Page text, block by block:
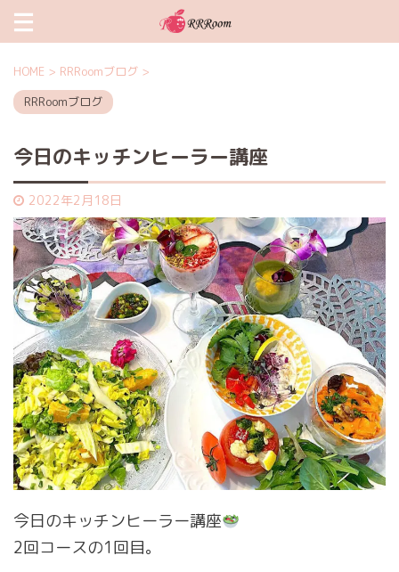
HOME > RRRoomブログ >
RRRoomブログ
今日のキッチンヒーラー講座
2022年2月18日
今日のキッチンヒーラー講座
2回コースの1回目。